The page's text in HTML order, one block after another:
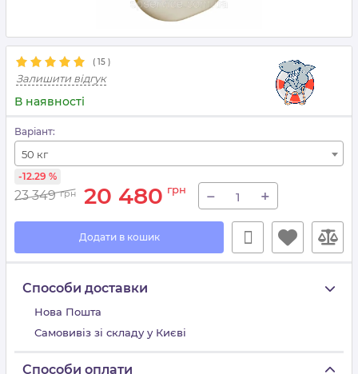
( 15 )
Залишити відгук
В наявності
Варіант:
50 кг
23 349 грн 20 480 грн
-12.29 %
− +
Додати в кошик
Способи доставки
Нова Пошта
Самовивіз зі складу у Києві
Способи оплати